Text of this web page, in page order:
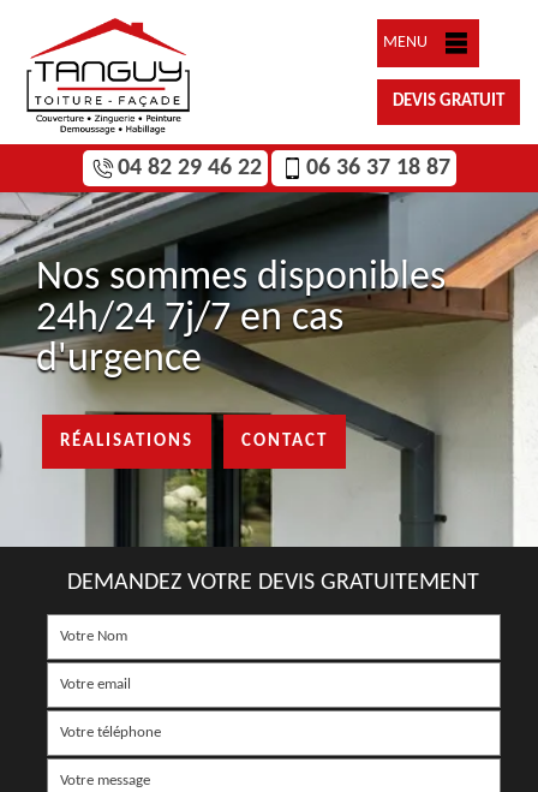
MENU
DEVIS GRATUIT
04 82 29 46 22 06 36 37 18 87
Nos sommes disponibles
24h/24 7j/7 en cas
d'urgence
RÉALISATIONS CONTACT
DEMANDEZ VOTRE DEVIS GRATUITEMENT